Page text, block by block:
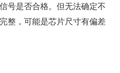
号是否合格。但无法确定不
整，可能是芯片尺寸有偏差